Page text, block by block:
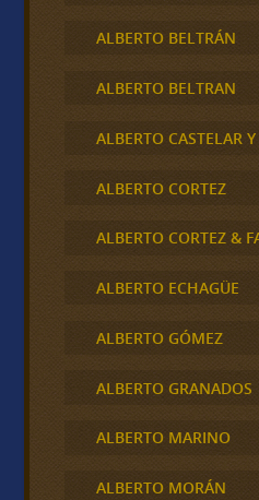
ALBERTO BELTRÁN
ALBERTO BELTRAN
ALBERTO CASTELAR
ALBERTO CORTEZ
ALBERTO CORTEZ &
ALBERTO ECHAGÜE
ALBERTO GÓMEZ
ALBERTO GRANADOS
ALBERTO MARINO
ALBERTO MORÁN